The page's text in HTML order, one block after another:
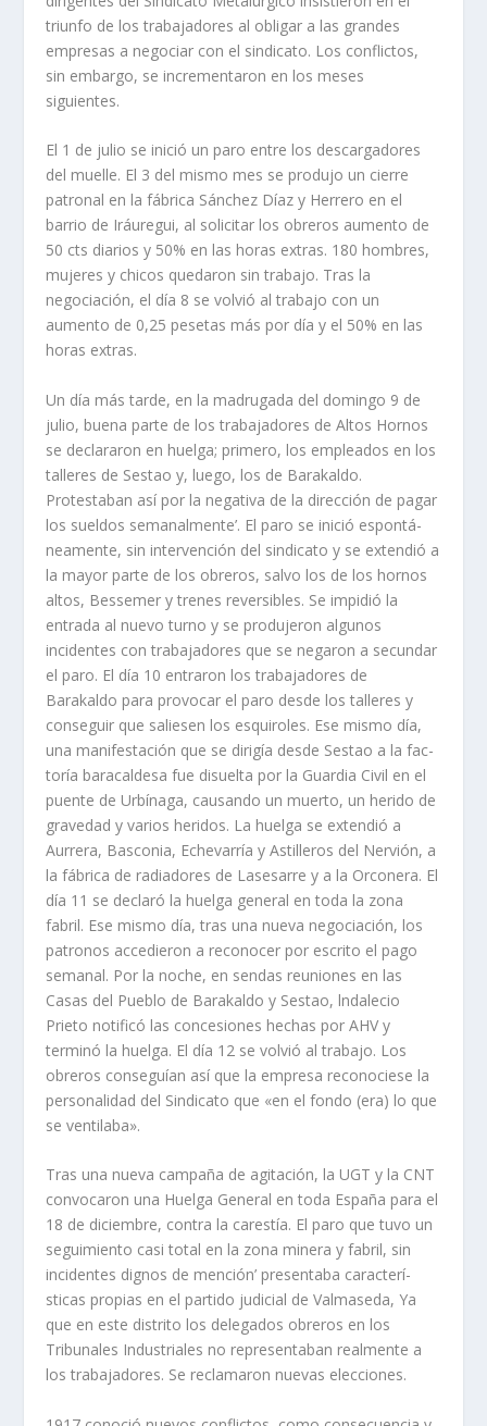
triunfo de los trabajadores al obligar a las grandes
empresas a negociar con el sindicato. Los conflictos,
sin embar­go, se incrementaron en los meses
siguientes.
El 1 de julio se inició un paro entre los descargadores
del muelle. El 3 del mismo mes se produjo un cierre
patronal en la fábrica Sánchez Dí­az y Herrero en el
barrio de Iráuregui, al solicitar los obreros aumento de
50 cts diarios y 50% en las horas extras. 180 hombres,
mujeres y chicos quedaron sin trabajo. Tras la
negociación, el dí­a 8 se volvió al trabajo con un
aumento de 0,25 pese­tas más por dí­a y el 50% en las
horas extras.
Un dí­a más tarde, en la madrugada del domingo 9 de
julio, buena parte de los trabajadores de Altos Hornos
se declararon en huelga; primero, los empleados en los
talleres de Sestao y, luego, los de Barakaldo.
Protestaban así­ por la negativa de la dirección de pagar
los sueldos semanalmente’. El paro se inició espontá­
neamente, sin intervención del sindicato y se extendió a
la mayor parte de los obreros, salvo los de los hornos
altos, Bessemer y trenes reversibles. Se impi­dió la
entrada al nuevo turno y se produjeron algunos
incidentes con trabajadores que se negaron a secundar
el paro. El dí­a 10 entraron los trabajadores de
Barakaldo para provocar el paro desde los talleres y
conseguir que saliesen los esquiroles. Ese mismo dí­a,
una manifestación que se dirigí­a desde Sestao a la fac­
torí­a baracaldesa fue disuelta por la Guardia Civil en el
puente de Urbí­naga, cau­sando un muerto, un herido de
gravedad y varios heridos. La huelga se exten­dió a
Aurrera, Basconia, Echevarrí­a y Astilleros del Nervión, a
la fábrica de radia­dores de Lasesarre y a la Orconera. El
dí­a 11 se declaró la huelga general en toda la zona
fabril. Ese mismo dí­a, tras una nueva negociación, los
patronos accedie­ron a reconocer por escrito el pago
semanal. Por la noche, en sendas reuniones en las
Casas del Pueblo de Barakaldo y Sestao, lndalecio
Prieto notificó las conce­siones hechas por AHV y
terminó la huelga. El dí­a 12 se volvió al trabajo. Los
obreros conseguí­an así­ que la empresa reconociese la
personalidad del Sindicato que «en el fondo (era) lo que
se ventilaba».
Tras una nueva campaña de agitación, la UGT y la CNT
convocaron una Huelga General en toda España para el
18 de diciembre, contra la carestí­a. El paro que tuvo un
seguimiento casi total en la zona minera y fabril, sin
inciden­tes dignos de mención’ presentaba caracterí­
sticas propias en el partido judicial de Valmaseda, Ya
que en este distrito los delegados obreros en los
Tribunales Industriales no representaban realmente a
los trabajadores. Se reclamaron nue­vas elecciones.